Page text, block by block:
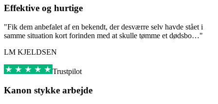
Effektive og hurtige
"Fik dem anbefalet af en bekendt, der desværre selv havde stået i
samme situation kort forinden med at skulle tømme et dødsbo…"
LM KJELDSEN
Trustpilot
Kanon stykke arbejde